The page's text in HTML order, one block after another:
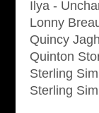
Ilya -
Lonny
Quincy
Quinton
Sterling
Sterling